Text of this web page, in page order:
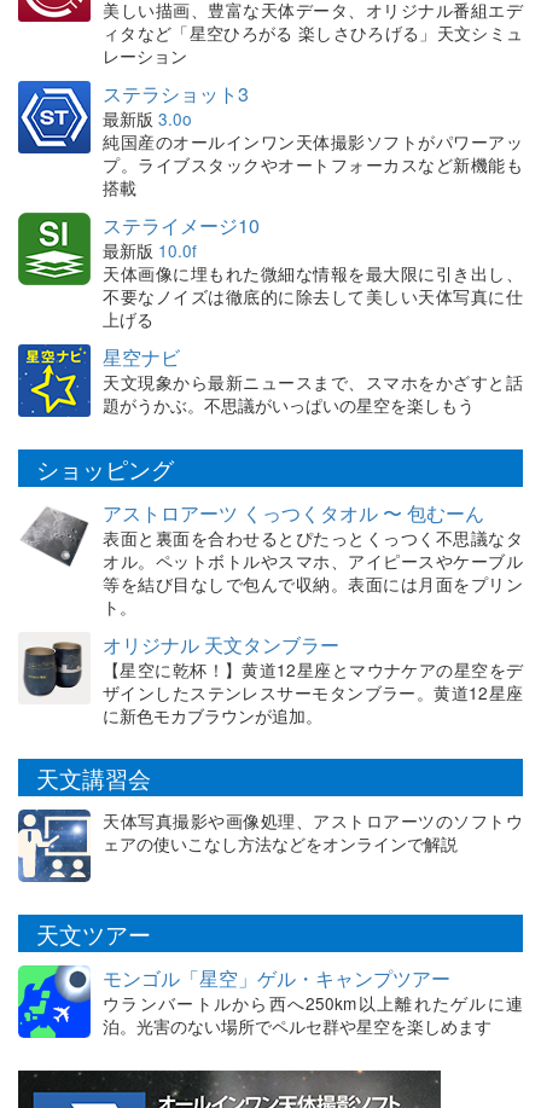
美しい描画、豊富な天体データ、オリジナル番組エデ
ィタなど「星空ひろがる 楽しさひろげる」天文シミュ
レーション
ステラショット3
最新版 3.0o
純国産のオールインワン天体撮影ソフトがパワーアッ
プ。ライブスタックやオートフォーカスなど新機能も
搭載
ステライメージ10
最新版 10.0f
天体画像に埋もれた微細な情報を最大限に引き出し、
不要なノイズは徹底的に除去して美しい天体写真に仕
上げる
星空ナビ
天文現象から最新ニュースまで、スマホをかざすと話
題がうかぶ。不思議がいっぱいの星空を楽しもう
ショッピング
アストロアーツ くっつくタオル 〜 包むーん
表面と裏面を合わせるとぴたっとくっつく不思議なタ
オル。ペットボトルやスマホ、アイピースやケーブル
等を結び目なしで包んで収納。表面には月面をプリン
ト。
オリジナル 天文タンブラー
【星空に乾杯！】黄道12星座とマウナケアの星空をデ
ザインしたステンレスサーモタンブラー。黄道12星座
に新色モカブラウンが追加。
天文講習会
天体写真撮影や画像処理、アストロアーツのソフトウ
ェアの使いこなし方法などをオンラインで解説
天文ツアー
モンゴル「星空」ゲル・キャンプツアー
ウランバートルから西へ250km以上離れたゲルに連
泊。光害のない場所でペルセ群や星空を楽しめます